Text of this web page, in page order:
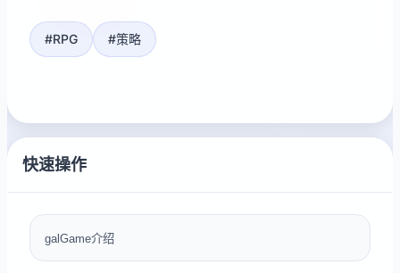
#RPG #策略
快速操作
galGame介绍